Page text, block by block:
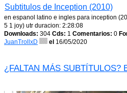
Subtitulos de Inception (2010)
en espanol latino e ingles para inception
5 1 joy) utr duracion: 2:28:08
Downloads: 304 Cds: 1 Comentarios: 0
JuanTrollxD
el 16/05/2020
¿FALTAN MÁS SUBTÍTULOS?